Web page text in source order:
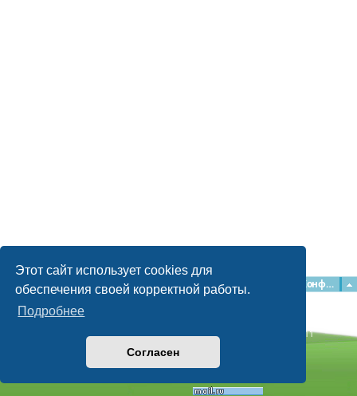
Этот сайт использует cookies для
обеспечения своей корректной работы.
Подробнее
Согласен
Главная Форумы Конфиденциальность
Наша команда
Time: 0.049s| Peak Memory Usage: 2.16 МБ | GZIP: Off |
Queries: 11
© phpBB Guru, 2004—2026
Powered by
Style byArtodia